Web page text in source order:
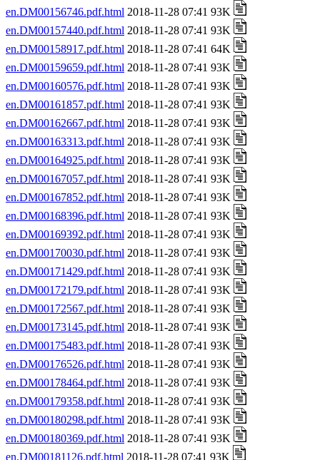
en.DM00156746.pdf.html 2018-11-28 07:41 93K
en.DM00157440.pdf.html 2018-11-28 07:41 93K
en.DM00158917.pdf.html 2018-11-28 07:41 64K
en.DM00159659.pdf.html 2018-11-28 07:41 93K
en.DM00160576.pdf.html 2018-11-28 07:41 93K
en.DM00161857.pdf.html 2018-11-28 07:41 93K
en.DM00162667.pdf.html 2018-11-28 07:41 93K
en.DM00163313.pdf.html 2018-11-28 07:41 93K
en.DM00164925.pdf.html 2018-11-28 07:41 93K
en.DM00167057.pdf.html 2018-11-28 07:41 93K
en.DM00167852.pdf.html 2018-11-28 07:41 93K
en.DM00168396.pdf.html 2018-11-28 07:41 93K
en.DM00169392.pdf.html 2018-11-28 07:41 93K
en.DM00170030.pdf.html 2018-11-28 07:41 93K
en.DM00171429.pdf.html 2018-11-28 07:41 93K
en.DM00172179.pdf.html 2018-11-28 07:41 93K
en.DM00172567.pdf.html 2018-11-28 07:41 93K
en.DM00173145.pdf.html 2018-11-28 07:41 93K
en.DM00175483.pdf.html 2018-11-28 07:41 93K
en.DM00176526.pdf.html 2018-11-28 07:41 93K
en.DM00178464.pdf.html 2018-11-28 07:41 93K
en.DM00179358.pdf.html 2018-11-28 07:41 93K
en.DM00180298.pdf.html 2018-11-28 07:41 93K
en.DM00180369.pdf.html 2018-11-28 07:41 93K
en.DM00181126.pdf.html 2018-11-28 07:41 93K